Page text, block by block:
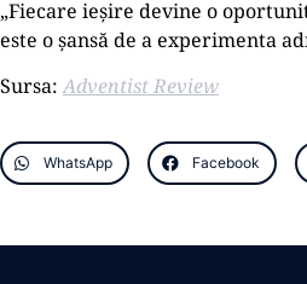
„Fiecare ieșire devine o
este o șansă de a experimenta
Sursa:Adventist Review
WhatsApp Facebook